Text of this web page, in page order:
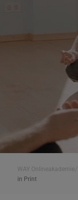
WAY Onlineakademie/
in Print